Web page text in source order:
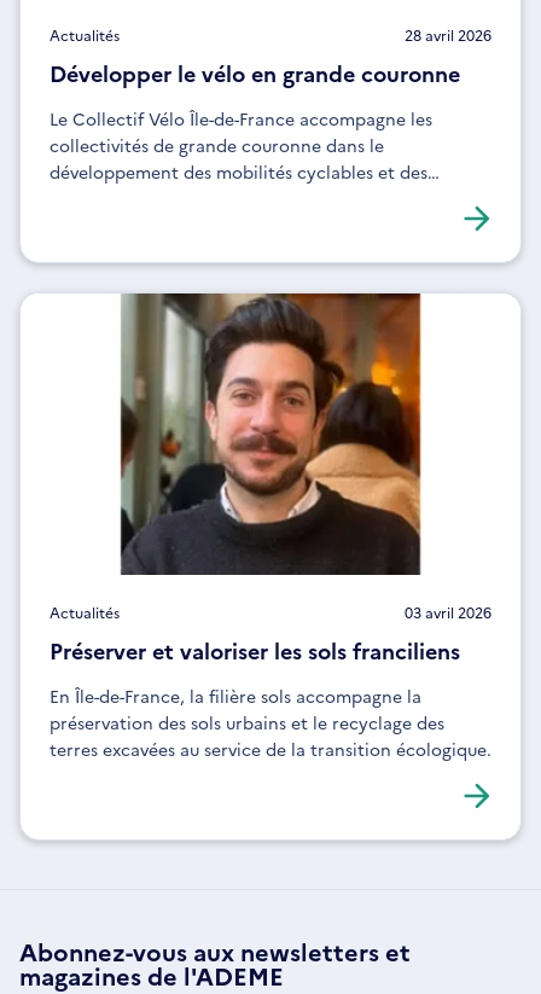
Actualités 28 avril 2026
Développer le vélo en grande couronne
Le Collectif Vélo Île-de-France accompagne les
collectivités de grande couronne dans le
développement des mobilités cyclables et des
Actualités 03 avril 2026
Préserver et valoriser les sols franciliens
En Île-de-France, la filière sols accompagne la
préservation des sols urbains et le recyclage des
terres excavées au service de la transition écologique.
Abonnez-vous aux newsletterset
magazines de l'ADEME